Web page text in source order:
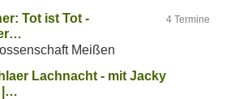
4 Termine
Tot ist Tot -
Meißen
Lachnacht - mit Jacky
|…